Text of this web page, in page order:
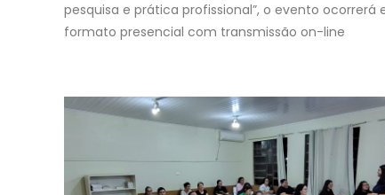
pesquisa e prática profissional”, o evento ocorrerá
formato presencial com transmissão on-line